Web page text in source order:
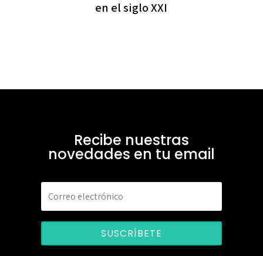
en el siglo XXI
Recibe nuestras
novedades en tu email
SUSCRÍBETE